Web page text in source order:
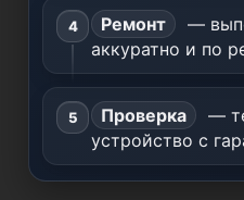
Ремонт
—
аккуратно и по
Проверка
—
устройство с